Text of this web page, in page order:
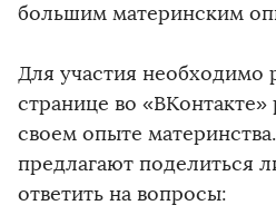
большим материнским
Для участия необходимо
странице во «ВКонтакте»
своем опыте
предлагают поделиться
ответить на вопросы: